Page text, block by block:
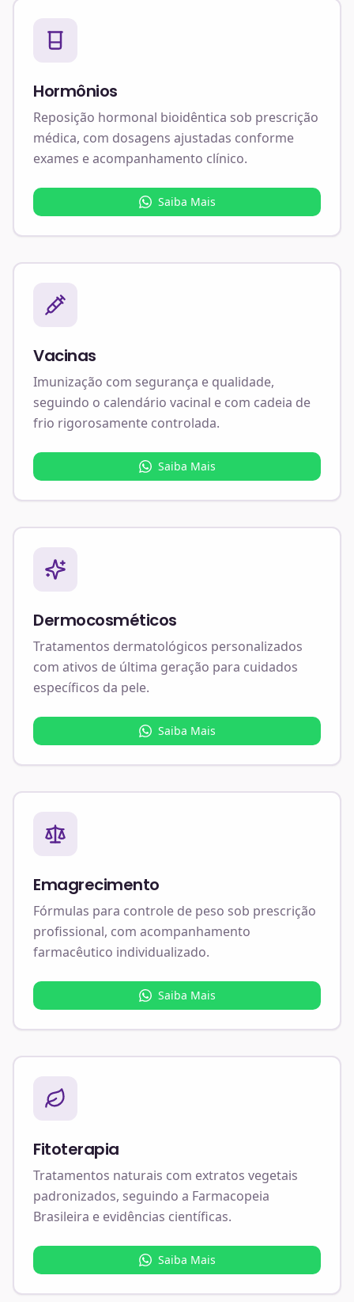
Hormônios
Reposição hormonal bioidêntica sob prescrição
médica, com dosagens ajustadas conforme
exames e acompanhamento clínico.
Saiba Mais
Vacinas
Imunização com segurança e qualidade,
seguindo o calendário vacinal e com cadeia de
frio rigorosamente controlada.
Saiba Mais
Dermocosméticos
Tratamentos dermatológicos personalizados
com ativos de última geração para cuidados
específicos da pele.
Saiba Mais
Emagrecimento
Fórmulas para controle de peso sob prescrição
profissional, com acompanhamento
farmacêutico individualizado.
Saiba Mais
Fitoterapia
Tratamentos naturais com extratos vegetais
padronizados, seguindo a Farmacopeia
Brasileira e evidências científicas.
Saiba Mais